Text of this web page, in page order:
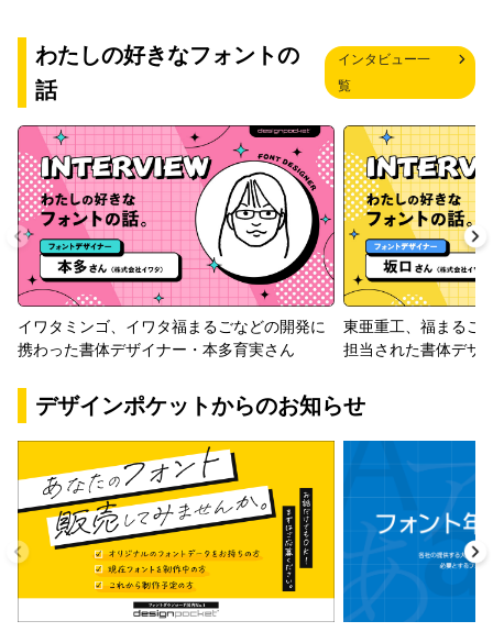
わたしの好きなフォントの
話
インタビュー一
覧
イワタミンゴ、イワタ福まるごなどの開発に
携わった書体デザイナー・本多育実さん
東亜重工、福まるご
担当された書体デザ
デザインポケットからのお知らせ